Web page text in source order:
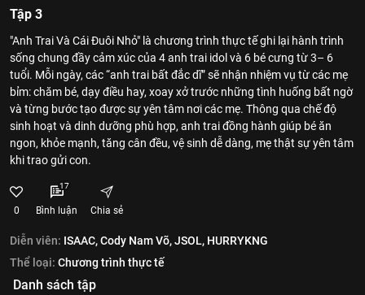
Tập 3
"Anh Trai Và Cái Đuôi Nhỏ" là chương trình thực tế ghi lại hành trình
sống chung đầy cảm xúc của 4 anh trai idol và 6 bé cưng từ 3– 6
tuổi. Mỗi ngày, các “anh trai bất đắc dĩ” sẽ nhận nhiệm vụ từ các mẹ
bỉm: chăm bé, dạy điều hay, xoay xở trước những tình huống bất ngờ
và từng bước tạo được sự yên tâm nơi các mẹ. Thông qua chế độ
sinh hoạt và dinh dưỡng phù hợp, anh trai đồng hành giúp bé ăn
ngon, khỏe mạnh, tăng cân đều, vệ sinh dễ dàng, mẹ thật sự yên tâm
khi trao gửi con.
0
17
Bình luận Chia sẻ
Diễn viên: ISAAC,Cody Nam Võ,JSOL, HURRYKNG
Thể loại: Chương trình thực tế
Danh sách tập